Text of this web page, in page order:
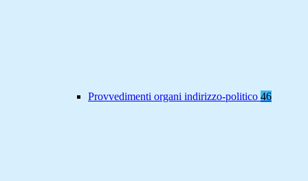
Provvedimenti organi indirizzo-politico 46